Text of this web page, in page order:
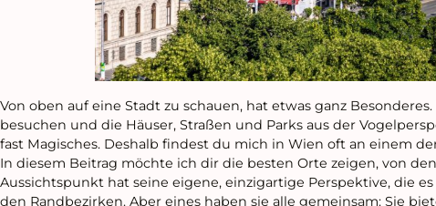
Von oben auf eine Stadt zu schauen, hat etwas ganz
besuchen und die Häuser, Straßen und Parks aus der
fast Magisches. Deshalb findest du mich in Wien oft an einem
In diesem Beitrag möchte ich dir die besten Orte zeigen, von
Aussichtspunkt hat seine eigene, einzigartige Perspektive, die
den Randbezirken. Aber eines haben sie alle gemeinsam: Sie